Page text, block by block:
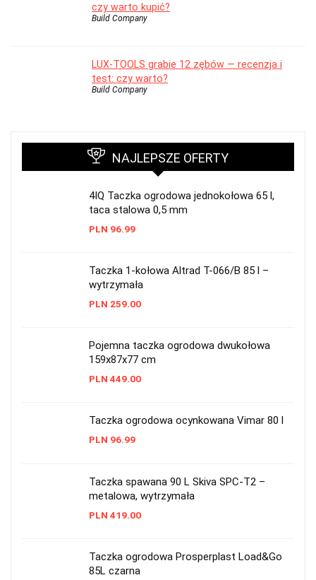
czy warto kupić?
Build Company
LUX-TOOLS grabie 12 zębów — recenzja i
test: czy warto?
Build Company
NAJLEPSZE OFERTY
4IQ Taczka ogrodowa jednokołowa 65 l,
taca stalowa 0,5 mm
PLN 96.99
Taczka 1-kołowa Altrad T-066/B 85 l –
wytrzymała
PLN 259.00
Pojemna taczka ogrodowa dwukołowa
159x87x77 cm
PLN 449.00
Taczka ogrodowa ocynkowana Vimar 80 l
PLN 96.99
Taczka spawana 90 L Skiva SPC-T2 –
metalowa, wytrzymała
PLN 419.00
Taczka ogrodowa Prosperplast Load&Go
85L czarna